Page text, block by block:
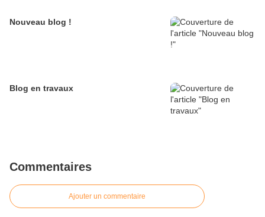
Nouveau blog !
Blog en travaux
Commentaires
Ajouter un commentaire